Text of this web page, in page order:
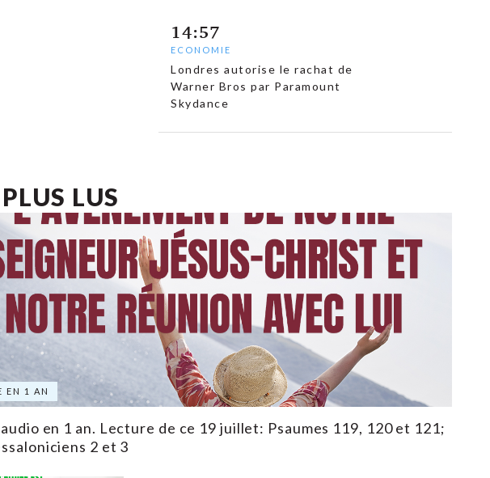
14:57
ECONOMIE
Londres autorise le rachat de
Warner Bros par Paramount
Skydance
LUS
EN 1 AN
en 1 an. Lecture de ce 19 juillet: Psaumes 119, 120 et 121;
2 et 3